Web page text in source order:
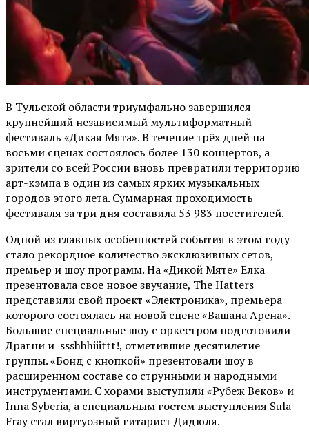
В Тульской области триумфально завершился
крупнейший независимый мультиформатный
фестиваль «Дикая Мята». В течение трёх дней на
восьми сценах состоялось более 130 концертов, а
зрители со всей России вновь превратили территорию
арт-кэмпа в один из самых ярких музыкальных
городов этого лета. Суммарная проходимость
фестиваля за три дня составила 53 983 посетителей.
Одной из главных особенностей события в этом году
стало рекордное количество эксклюзивных сетов,
премьер и шоу программ. На «Дикой Мяте» Ёлка
презентовала свое новое звучание, The Hatters
представили свой проект «Электроника», премьера
которого состоялась на новой сцене «Вашана Арена».
Большие специальные шоу с оркестром подготовили
Драгни и ssshhhiiittt!, отметившие десятилетие
группы. «Бонд с кнопкой» презентовали шоу в
расширенном составе со струнными и народными
инструментами. С хорами выступили «Рубеж Веков» и
Inna Syberia, а специальным гостем выступления Sula
Fray стал виртуозный гитарист Дидюля.